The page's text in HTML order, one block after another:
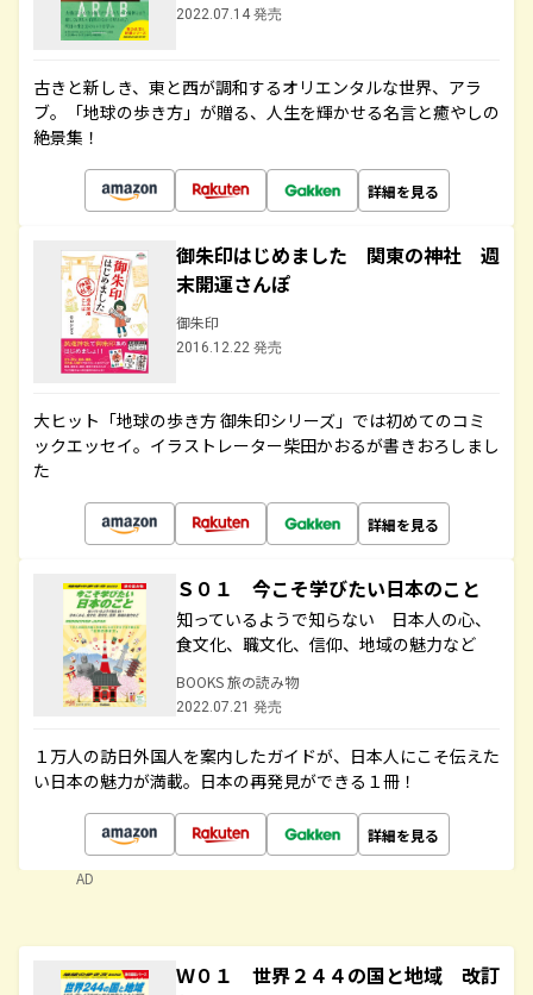
2022.07.14 発売
古きと新しき、東と西が調和するオリエンタルな世界、アラ
ブ。「地球の歩き方」が贈る、人生を輝かせる名言と癒やしの
絶景集！
詳細を見る
御朱印はじめました 関東の神社 週
末開運さんぽ
御朱印
2016.12.22 発売
大ヒット「地球の歩き方 御朱印シリーズ」では初めてのコミ
ックエッセイ。イラストレーター柴田かおるが書きおろしまし
た
詳細を見る
Ｓ０１ 今こそ学びたい日本のこと
知っているようで知らない 日本人の心、
食文化、職文化、信仰、地域の魅力など
BOOKS 旅の読み物
2022.07.21 発売
１万人の訪日外国人を案内したガイドが、日本人にこそ伝えた
い日本の魅力が満載。日本の再発見ができる１冊！
詳細を見る
AD
Ｗ０１ 世界２４４の国と地域 改訂